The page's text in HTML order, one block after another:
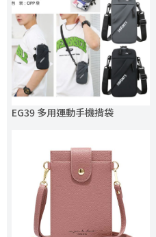
EG39 多用運動手機揹袋